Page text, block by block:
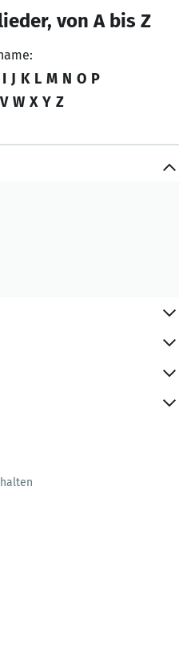
von A bis Z
I J K L M N O P
V W X Y Z